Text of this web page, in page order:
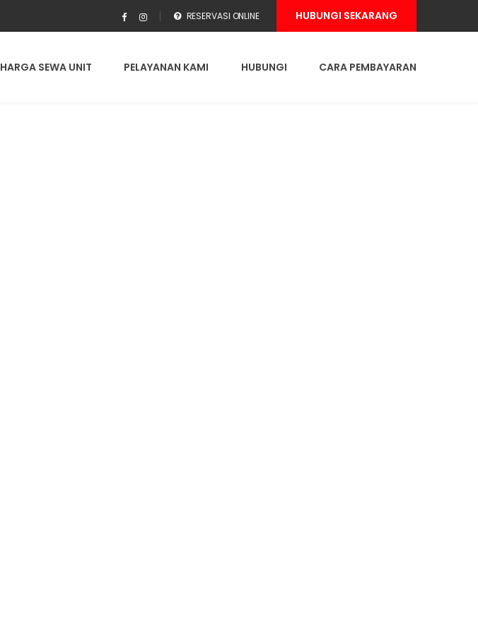
RESERVASI ONLINE HUBUNGI SEKARANG
HARGA SEWA UNIT PELAYANAN KAMI HUBUNGI CARA PEMBAYARAN